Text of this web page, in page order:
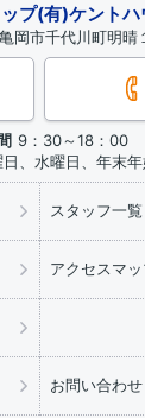
プ(有)ケントハ
岡市千代川町明晴
9：30～18：00
日、水曜日、年末
スタッフ一覧
アクセスマ
お問い合わせ